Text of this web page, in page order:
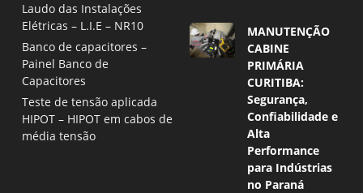
Laudo das Instalações
Elétricas – L.I.E – NR10
Banco de capacitores –
Painel Banco de
Capacitores
Teste de tensão aplicada
HIPOT – HIPOT em cabos de
média tensão
MANUTENÇÃO
CABINE
PRIMÁRIA
CURITIBA:
Segurança,
Confiabilidade e
Alta
Performance
para Indústrias
no Paraná